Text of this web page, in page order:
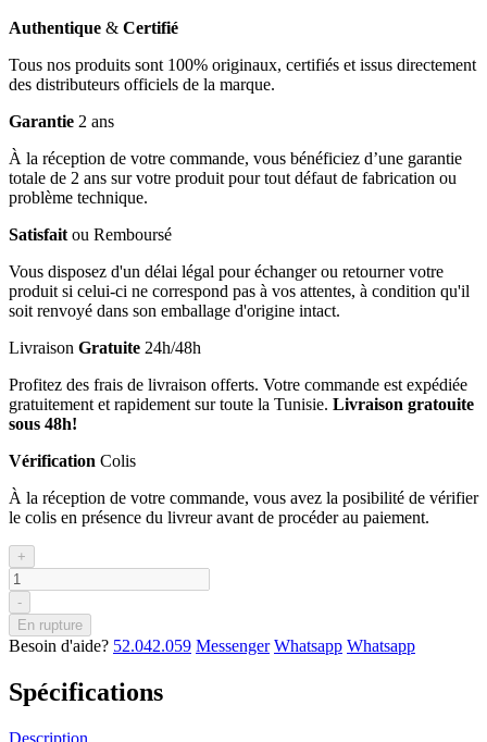
Authentique & Certifié
Tous nos produits sont 100% originaux, certifiés et issus directement
des distributeurs officiels de la marque.
Garantie 2 ans
À la réception de votre commande, vous bénéficiez d’une garantie
totale de 2 ans sur votre produit pour tout défaut de fabrication ou
problème technique.
Satisfait ou Remboursé
Vous disposez d'un délai légal pour échanger ou retourner votre
produit si celui-ci ne correspond pas à vos attentes, à condition qu'il
soit renvoyé dans son emballage d'origine intact.
Livraison Gratuite 24h/48h
Profitez des frais de livraison offerts. Votre commande est expédiée
gratuitement et rapidement sur toute la Tunisie. Livraison gratouite
sous 48h!
Vérification Colis
À la réception de votre commande, vous avez la posibilité de vérifier
le colis en présence du livreur avant de procéder au paiement.
+
-
En rupture
Besoin d'aide? 52.042.059 Messenger Whatsapp Whatsapp
Spécifications
Description